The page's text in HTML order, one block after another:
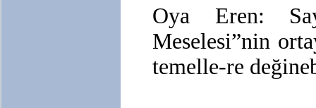
Oya Eren:
Meselesi”nin
temelle-re